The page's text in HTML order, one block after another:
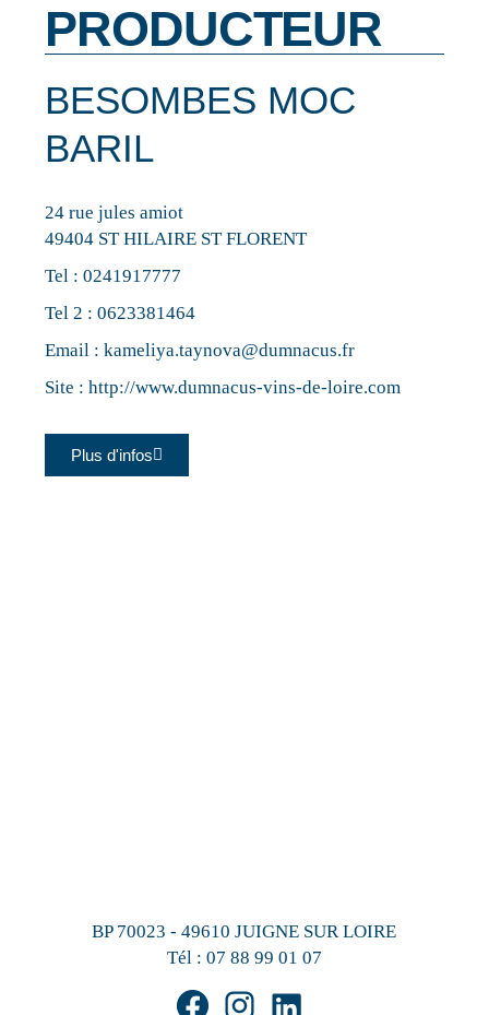
PRODUCTEUR
BESOMBES MOC
BARIL
24 rue jules amiot
49404 ST HILAIRE ST FLORENT
Tel :0241917777
Tel 2 :0623381464
Email :kameliya.taynova@dumnacus.fr
Site :http://www.dumnacus-vins-de-loire.com
Plus d'infos
BP 70023 - 49610 JUIGNE SUR LOIRE
Tél : 07 88 99 01 07